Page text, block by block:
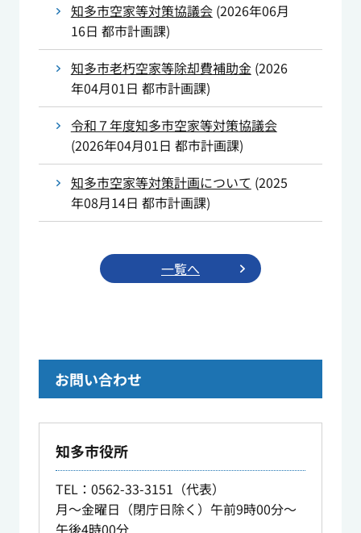
知多市空家等対策協議会(2026年06月
16日 都市計画課)
知多市老朽空家等除却費補助金(2026
年04月01日 都市計画課)
令和７年度知多市空家等対策協議会
(2026年04月01日 都市計画課)
知多市空家等対策計画について (2025
年08月14日 都市計画課)
一覧へ
お問い合わせ
知多市役所
TEL：0562-33-3151（代表）
月～金曜日（閉庁日除く）午前9時00分～